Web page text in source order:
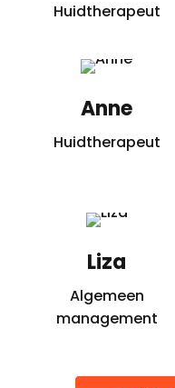
Huidtherapeut
Anne
Huidtherapeut
Liza
Algemeen
management